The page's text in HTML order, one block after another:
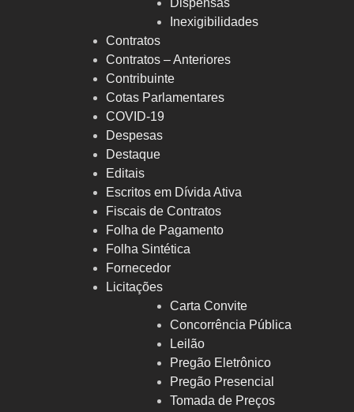
Dispensas
Inexigibilidades
Contratos
Contratos – Anteriores
Contribuinte
Cotas Parlamentares
COVID-19
Despesas
Destaque
Editais
Escritos em Dívida Ativa
Fiscais de Contratos
Folha de Pagamento
Folha Sintética
Fornecedor
Licitações
Carta Convite
Concorrência Pública
Leilão
Pregão Eletrônico
Pregão Presencial
Tomada de Preços